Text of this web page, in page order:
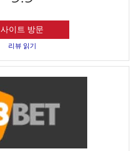
사이트 방문
리뷰 읽기